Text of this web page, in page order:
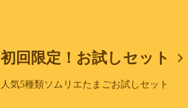
初回限定！お試しセット
人気5種類ソムリエたまごお試しセット